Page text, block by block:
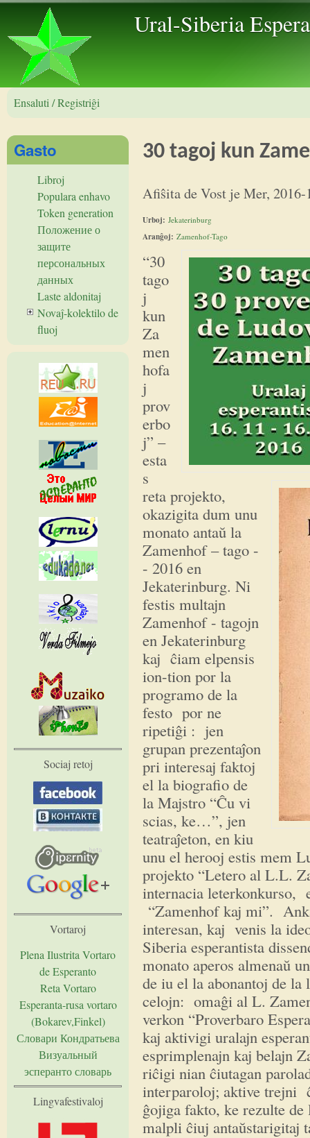
Ural-Siberia
Ensaluti / Registriĝi
30 tagoj kun
Afiŝita deVost jeMer,
Urboj: Jekaterinburg
Aranĝoj: Zamenhof-Tago
“30
tago
j
kun
Za
men
hofa
j
prov
erbo
j” –
esta
s
reta projekto,
okazigita dum unu
monato antaŭ la
Zamenhof – tago -
- 2016 en
Jekaterinburg. Ni
festis multajn
Zamenhof - tagojn
en Jekaterinburg
kaj ĉiam elpensis
ion-tion por la
programo de la
festo por ne
ripetiĝi : jen
grupan prezentaĵon
pri interesaj faktoj
el la biografio de
la Majstro “Ĉu vi
scias, ke…”, jen
teatraĵeton, en kiu
unu el herooj estis mem
projekto “Letero al L.L.
internacia leterkonkurso,
“Zamenhof kaj mi”.
interesan, kaj venis la
Siberia esperantista
monato aperos almenaŭ
de iu el la abonantoj de
celojn: omaĝi al L.
verkon “Proverbaro
kaj aktivigi uralajn
esprimplenajn kaj belajn
riĉigi nian ĉiutagan
interparoloj; aktive trejni
ĝojiga fakto, ke rezulte
malpli ĉiuj antaŭstarigitaj
Gasto
Libroj
Populara enhavo
Token generation
Положение о
защите
персональных
данных
Laste aldonitaj
Novaĵ-kolektilo de
fluoj
Sociaj retoj
Vortaroj
Plena Ilustrita Vortaro
de Esperanto
Reta Vortaro
Esperanta-rusa vortaro
(Bokarev,Finkel)
Словари Кондратьева
Визуальный
эсперанто словарь
Lingvafestivaloj